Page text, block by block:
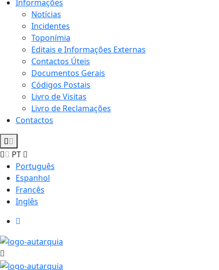
Informações
Notícias
Incidentes
Toponímia
Editais e Informações Externas
Contactos Úteis
Documentos Gerais
Códigos Postais
Livro de Visitas
Livro de Reclamações
Contactos
PT
Português
Espanhol
Francês
Inglês